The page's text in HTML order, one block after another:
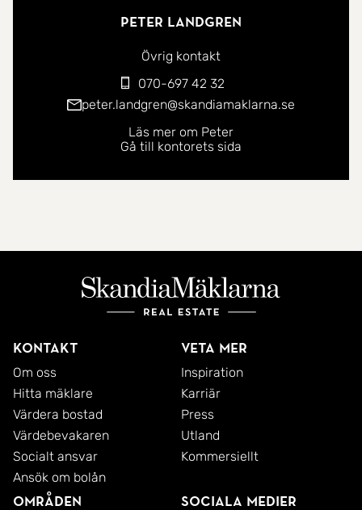
Peter Landgren
Övrig kontakt
070-697 42 32
peter.landgren@skandiamaklarna.se
Läs mer om Peter
Gå till kontorets sida
Kontakt
Om oss
Hitta mäklare
Värdera bostad
Värdebevakaren
Socialt ansvar
Ansök om bolån
Veta mer
Inspiration
Karriär
Press
Utland
Kommersiellt
Områden
Sociala medier